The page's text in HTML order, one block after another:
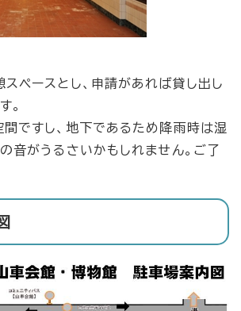
ペースとし、申請があれば貸し出し
。
ですし、地下であるため降雨時は湿
音がうるさいかもしれません。ご了